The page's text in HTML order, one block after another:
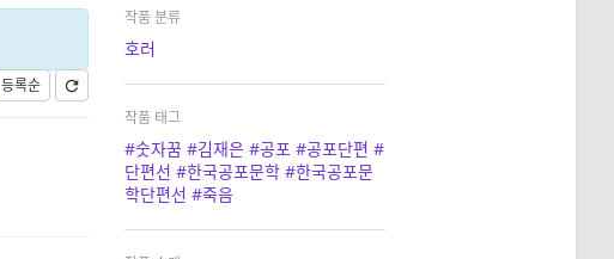
등록순
작품 분류
호러
작품 태그
#숫자꿈 #김재은 #공포 #공포단편 #
단편선 #한국공포문학 #한국공포문
학단편선 #죽음